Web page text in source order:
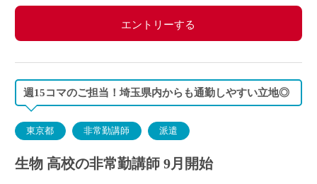
エントリーする
週15コマのご担当！埼玉県内からも通勤しやすい立地◎
東京都 非常勤講師 派遣
生物 高校の非常勤講師 9月開始